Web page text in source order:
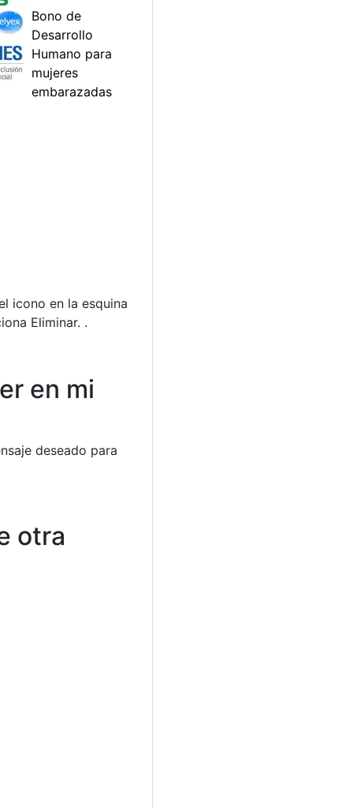
icono en la esquina
Eliminar. .
en mi
deseado para
otra